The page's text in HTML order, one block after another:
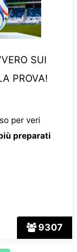
9307
SUI
PROVA!
per veri
preparati